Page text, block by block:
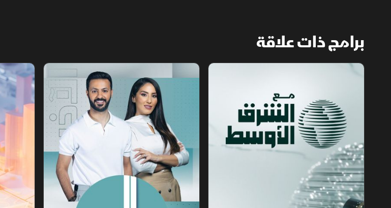
برامج ذات علاقة
مع الشرق الأوسط الخبر الآخر أخبار الشرق